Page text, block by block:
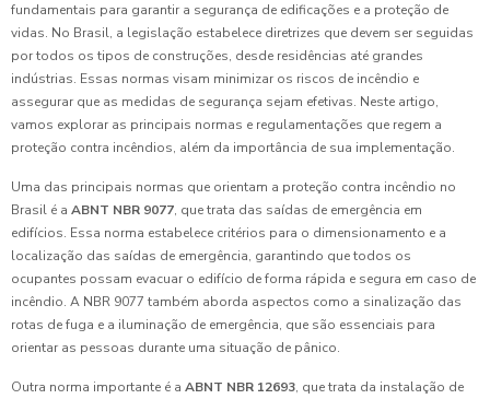
fundamentais para garantir a segurança de edificações e a proteção de
vidas. No Brasil, a legislação estabelece diretrizes que devem ser seguidas
por todos os tipos de construções, desde residências até grandes
indústrias. Essas normas visam minimizar os riscos de incêndio e
assegurar que as medidas de segurança sejam efetivas. Neste artigo,
vamos explorar as principais normas e regulamentações que regem a
proteção contra incêndios, além da importância de sua implementação.
Uma das principais normas que orientam a proteção contra incêndio no
Brasil é a ABNT NBR 9077, que trata das saídas de emergência em
edifícios. Essa norma estabelece critérios para o dimensionamento e a
localização das saídas de emergência, garantindo que todos os
ocupantes possam evacuar o edifício de forma rápida e segura em caso de
incêndio. A NBR 9077 também aborda aspectos como a sinalização das
rotas de fuga e a iluminação de emergência, que são essenciais para
orientar as pessoas durante uma situação de pânico.
Outra norma importante é a ABNT NBR 12693, que trata da instalação de